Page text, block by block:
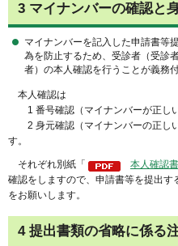
3 マイナンバーの確認と
マイナンバーを記入した申請書等
為を防止するため、受診者（受診
者）の本人確認を行うことが義務
本人確認は
1 番号確認（マイナンバーが正しい
2 身元確認（マイナンバーの正し
す。
それぞれ別紙「 本人確認
確認をしますので、申請書等を提出
をお願いします。
4 提出書類の省略に係る